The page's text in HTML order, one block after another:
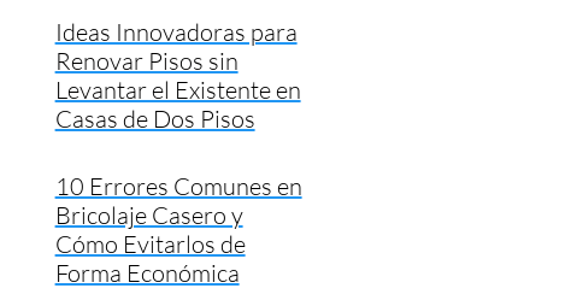
Ideas Innovadoras para
Renovar Pisos sin
Levantar el Existente en
Casas de Dos Pisos
10 Errores Comunes en
Bricolaje Casero y
Cómo Evitarlos de
Forma Económica